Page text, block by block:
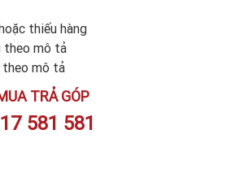
thiếu hàng
theo mô tả
theo mô tả
TRẢ GÓP
581 581